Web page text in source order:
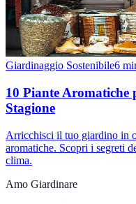
Giardinaggio Sostenibile6
10 Piante
Stagione
Arricchisci il tuo giardino in
aromatiche. Scopri i segreti
clima.
Amo Giardinare